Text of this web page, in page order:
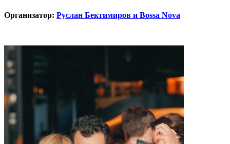
Организатор: Руслан Бектимиров и Bossa Nova